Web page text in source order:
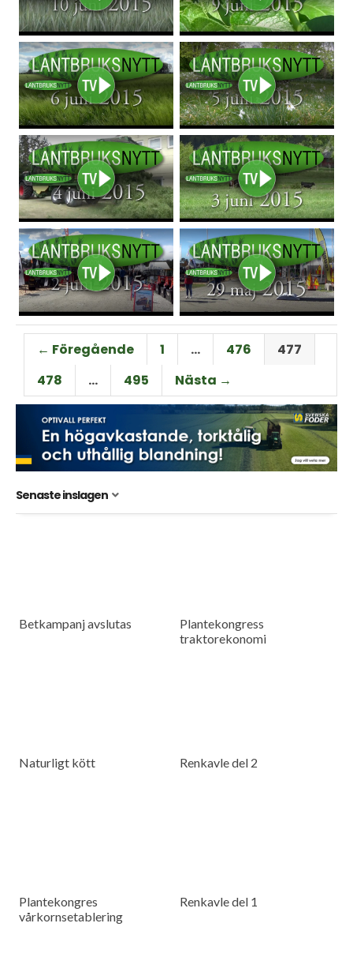
← Föregående 1 … 476
477
478
… 495 Nästa →
Senaste inslagen
Betkampanj avslutas
Plantekongress
traktorekonomi
Naturligt kött Renkavle del 2
Plantekongres
vårkornsetablering
Renkavle del 1